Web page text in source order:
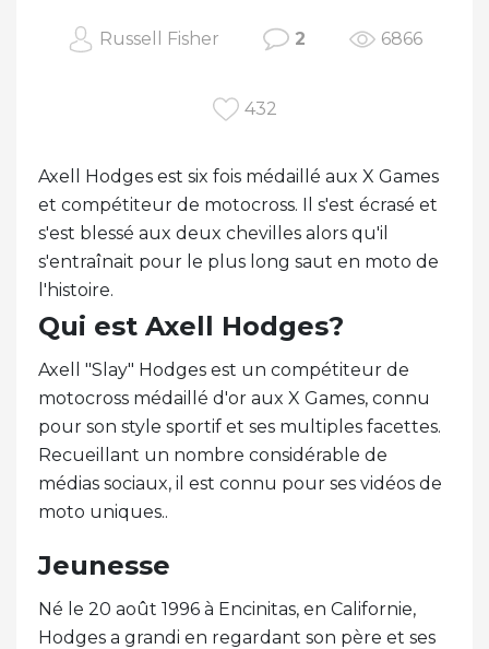
Russell Fisher 2 6866
432
Axell Hodges est six fois médaillé aux X Games
et compétiteur de motocross. Il s'est écrasé et
s'est blessé aux deux chevilles alors qu'il
s'entraînait pour le plus long saut en moto de
l'histoire.
Qui est Axell Hodges?
Axell "Slay" Hodges est un compétiteur de
motocross médaillé d'or aux X Games, connu
pour son style sportif et ses multiples facettes.
Recueillant un nombre considérable de
médias sociaux, il est connu pour ses vidéos de
moto uniques..
Jeunesse
Né le 20 août 1996 à Encinitas, en Californie,
Hodges a grandi en regardant son père et ses